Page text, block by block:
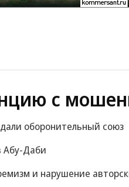
с
оборонительный союз
Абу-Даби
и нарушение